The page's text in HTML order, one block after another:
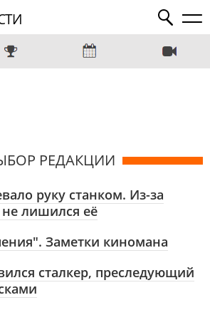
РЕДАКЦИИ
руку станком. Из-за
лишился её
Заметки киномана
сталкер, преследующий